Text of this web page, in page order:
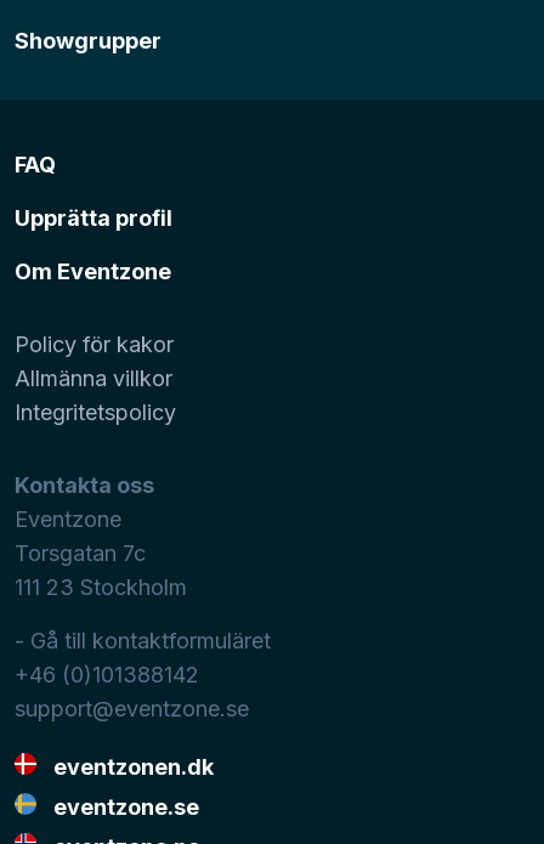
Showgrupper
FAQ
Upprätta profil
Om Eventzone
Policy för kakor
Allmänna villkor
Integritetspolicy
Kontakta oss
Eventzone
Torsgatan 7c
111 23 Stockholm
- Gå till kontaktformuläret
+46 (0)101388142
support@eventzone.se
eventzonen.dk
eventzone.se